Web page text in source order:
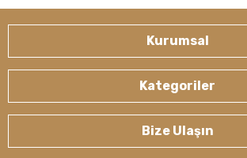
Kurumsal
Kategoriler
Bize Ulaşın